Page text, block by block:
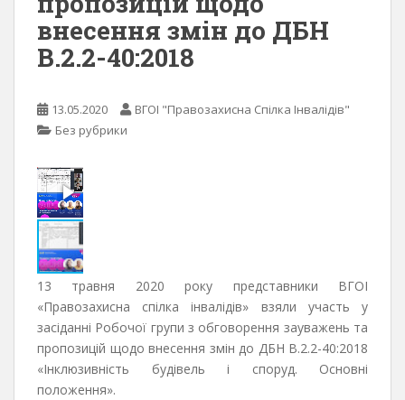
внесення змін до ДБН
В.2.2-40:2018
13.05.2020
ВГОІ "Правозахисна Спілка Інвалідів"
Без рубрики
13 травня 2020 року представники ВГОІ
«Правозахисна спілка інвалідів» взяли участь у
засіданні Робочої групи з обговорення зауважень та
пропозицій щодо внесення змін до ДБН В.2.2-40:2018
«Інклюзивність будівель і споруд. Основні
положення».